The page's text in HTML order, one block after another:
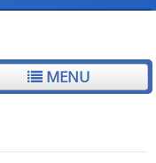
MENU